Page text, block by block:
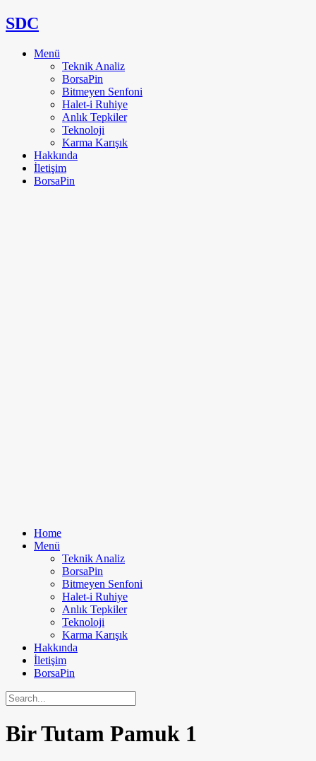
SDC
Menü
Teknik Analiz
BorsaPin
Bitmeyen Senfoni
Halet-i Ruhiye
Anlık Tepkiler
Teknoloji
Karma Karışık
Hakkında
İletişim
BorsaPin
Home
Menü
Teknik Analiz
BorsaPin
Bitmeyen Senfoni
Halet-i Ruhiye
Anlık Tepkiler
Teknoloji
Karma Karışık
Hakkında
İletişim
BorsaPin
Bir Tutam Pamuk 1